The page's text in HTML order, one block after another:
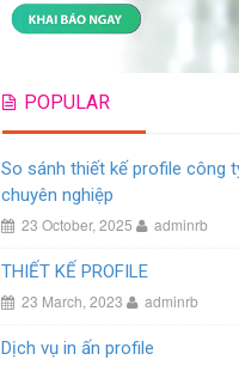
POPULAR
So sánh thiết kế profile công
chuyên nghiệp
23 October, 2025 adminrb
THIẾT KẾ PROFILE
23 March, 2023 adminrb
Dịch vụ in ấn profile